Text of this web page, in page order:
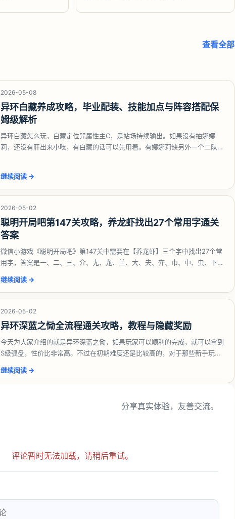
查看全部
2026-05-08
异环白藏养成攻略，毕业配装、技能加点与阵容搭配保
姆级解析
异环白藏怎么玩，白藏定位咒属性主C，是站场持续输出。如果没有抽娜娜
莉，还没有肝出来小吱，有白藏的话可以先用着。有娜娜莉缺另外一个二队C
继续阅读 →
2026-05-02
聪明开局吧第147关攻略，养龙虾找出27个常用字通关
答案
微信小游戏《聪明开局吧》第147关中需要在【养龙虾】三个字中找出27个常
用字，答案是一、二、三、介、尢、龙、兰、大、夫、夰、巾、中、虫、下、
继续阅读 →
2026-05-02
异环深蓝之恸全流程通关攻略，教程与隐藏奖励
今天为大家介绍的就是异环深蓝之恸，如果玩家可以顺利的完成，就可以拿到
S级弧盘，性价比非常高。不过在初期难度还是比较高的，对于那些新手玩家
继续阅读 →
分享真实体验，友善交流。
评论暂时无法加载，请稍后重试。